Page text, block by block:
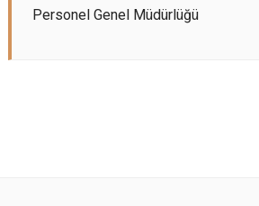
Personel Genel Müdürlüğü